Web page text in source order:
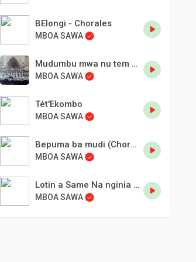
BElongi - Chorales
MBOA SAWA
Mudumbu mwa nu tem na sim
MBOA SAWA
Tét'Ekombo
MBOA SAWA
Bepuma ba mudi (Chorale 101).
MBOA SAWA
Lotin a Same Na nginia bwanga.
MBOA SAWA